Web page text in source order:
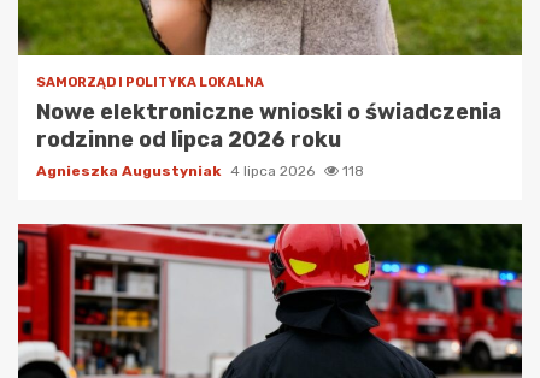
SAMORZĄD I POLITYKA LOKALNA
Nowe elektroniczne wnioski o świadczenia
rodzinne od lipca 2026 roku
Agnieszka Augustyniak 4 lipca 2026 118